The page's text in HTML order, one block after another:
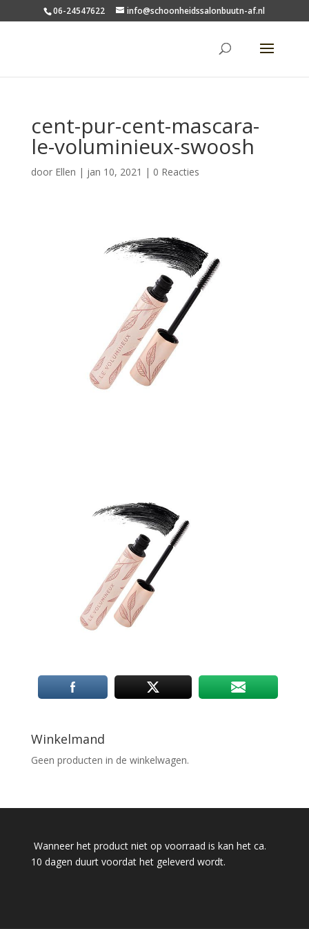
06-24547622 info@schoonheidssalonbuutn-af.nl
cent-pur-cent-mascara-
le-voluminieux-swoosh
door Ellen | jan 10, 2021 | 0 Reacties
Winkelmand
Geen producten in de winkelwagen.
Wanneer het product niet op voorraad is kan het ca.
10 dagen duurt voordat het geleverd wordt.